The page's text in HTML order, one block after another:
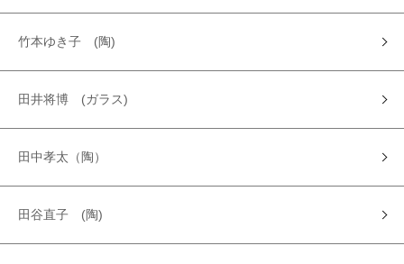
竹本ゆき子 (陶)
田井将博 (ガラス)
田中孝太（陶）
田谷直子 (陶)